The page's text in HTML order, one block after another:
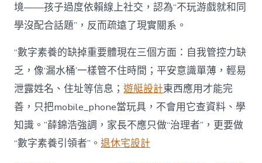
境——孩子過度依賴線上社交，認為“不玩游戲就和同
學沒配合話題”，反而疏遠了現實關系。
“數字素養的缺掉重要體現在三個方面：自我管控力缺
乏，像‘漏水桶’一樣管不住時間；平安意識單薄，輕易
泄露姓名、住址等信息；遊艇設計東西應用才能完
善，只把mobile_phone當玩具，不會用它查資料、學
知識。”薛錦浩強調，家長不應只做“治理者”，更要做
“數字素養引領者”。退休宅設計